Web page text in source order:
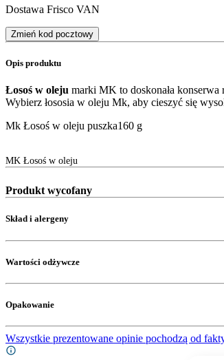
Dostawa Frisco VAN
Zmień kod pocztowy
Opis produktu
Łosoś w oleju marki MK to doskonała konserwa
Wybierz łososia w oleju Mk, aby cieszyć się
Mk Łosoś w oleju puszka160 g
MK Łosoś w oleju
Produkt wycofany
Skład i alergeny
Wartości odżywcze
Opakowanie
Wszystkie prezentowane opinie pochodzą od